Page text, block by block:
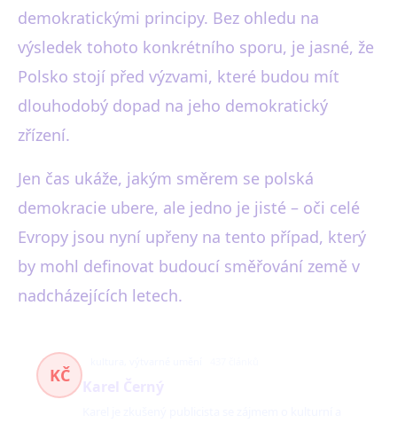
demokratickými principy. Bez ohledu na
výsledek tohoto konkrétního sporu, je jasné, že
Polsko stojí před výzvami, které budou mít
dlouhodobý dopad na jeho demokratický
zřízení.
Jen čas ukáže, jakým směrem se polská
demokracie ubere, ale jedno je jisté – oči celé
Evropy jsou nyní upřeny na tento případ, který
by mohl definovat budoucí směřování země v
nadcházejících letech.
KČ